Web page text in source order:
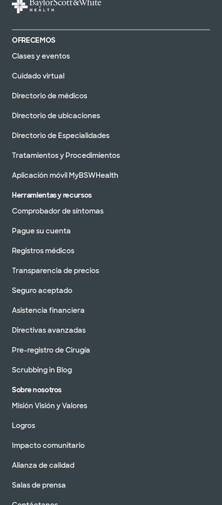
OFRECEMOS
Clases y eventos
Cuidado virtual
Directorio de médicos
Directorio de ubicaciones
Directorio de Especialidades
Tratamientos y Procedimientos
Aplicación móvil MyBSWHealth
Herramientas y recursos
Comprobador de síntomas
Pague su cuenta
Registros médicos
Transparencia de precios
Seguro aceptado
Asistencia financiera
Directivas avanzadas
Pre-registro de Cirugía
Scrubbing in Blog
Sobre nosotros
Misión Visión y Valores
Logros
Impacto comunitario
Alianza de calidad
Salas de prensa